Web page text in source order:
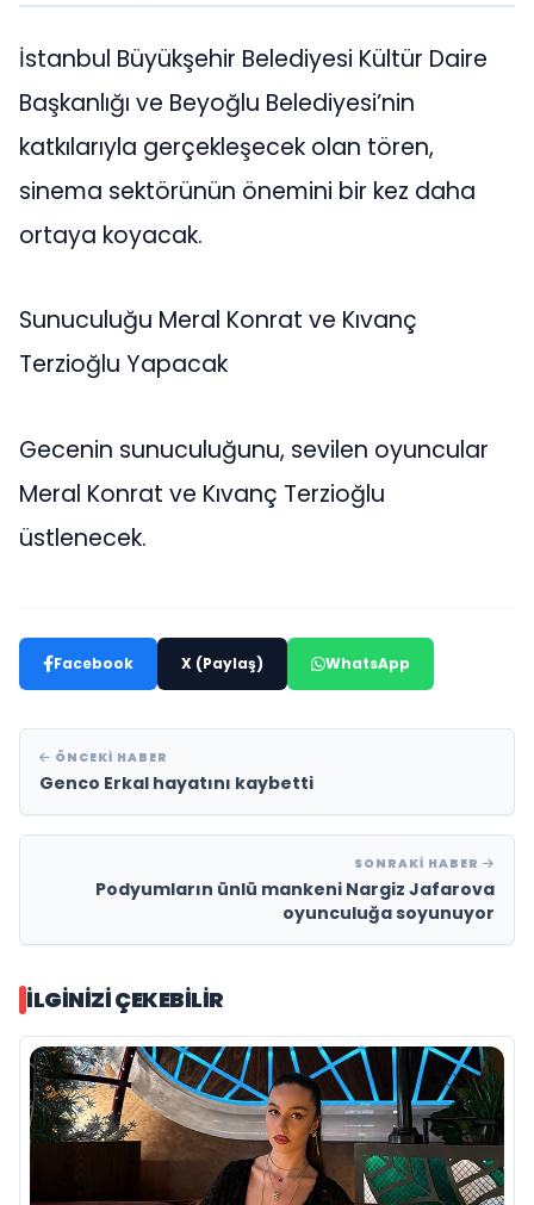
İstanbul Büyükşehir Belediyesi Kültür Daire
Başkanlığı ve Beyoğlu Belediyesi’nin
katkılarıyla gerçekleşecek olan tören,
sinema sektörünün önemini bir kez daha
ortaya koyacak.
Sunuculuğu Meral Konrat ve Kıvanç
Terzioğlu Yapacak
Gecenin sunuculuğunu, sevilen oyuncular
Meral Konrat ve Kıvanç Terzioğlu
üstlenecek.
Facebook X (Paylaş) WhatsApp
ÖNCEKI HABER
Genco Erkal hayatını kaybetti
SONRAKI HABER
Podyumların ünlü mankeni Nargiz Jafarova
oyunculuğa soyunuyor
İLGINIZI ÇEKEBILIR